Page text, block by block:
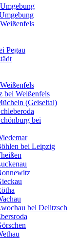
Pegau
bei Weißenfels
(Geiseltal)
bei
bei Leipzig
bei Delitzsch